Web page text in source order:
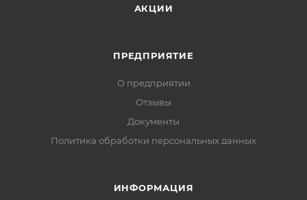
АКЦИИ
ПРЕДПРИЯТИЕ
О предприятии
Отзывы
Документы
Политика обработки персональных данных
ИНФОРМАЦИЯ